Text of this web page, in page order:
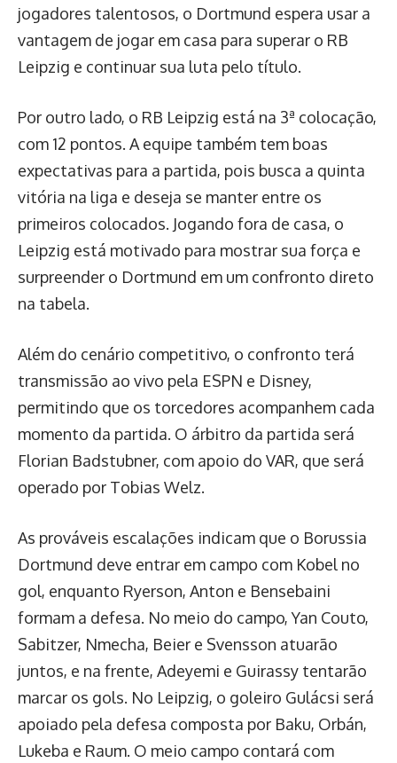
jogadores talentosos, o Dortmund espera usar a
vantagem de jogar em casa para superar o RB
Leipzig e continuar sua luta pelo título.
Por outro lado, o RB Leipzig está na 3ª colocação,
com 12 pontos. A equipe também tem boas
expectativas para a partida, pois busca a quinta
vitória na liga e deseja se manter entre os
primeiros colocados. Jogando fora de casa, o
Leipzig está motivado para mostrar sua força e
surpreender o Dortmund em um confronto direto
na tabela.
Além do cenário competitivo, o confronto terá
transmissão ao vivo pela ESPN e Disney,
permitindo que os torcedores acompanhem cada
momento da partida. O árbitro da partida será
Florian Badstubner, com apoio do VAR, que será
operado por Tobias Welz.
As prováveis escalações indicam que o Borussia
Dortmund deve entrar em campo com Kobel no
gol, enquanto Ryerson, Anton e Bensebaini
formam a defesa. No meio do campo, Yan Couto,
Sabitzer, Nmecha, Beier e Svensson atuarão
juntos, e na frente, Adeyemi e Guirassy tentarão
marcar os gols. No Leipzig, o goleiro Gulácsi será
apoiado pela defesa composta por Baku, Orbán,
Lukeba e Raum. O meio campo contará com